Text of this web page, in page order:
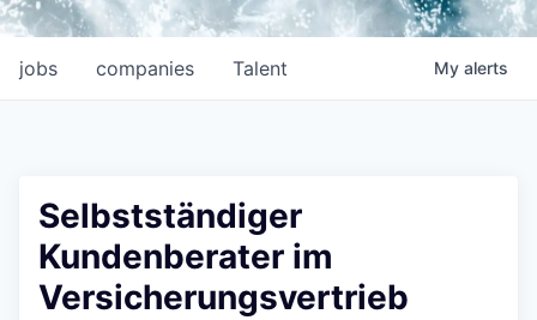
jobs companies Talent My alerts
Selbstständiger
Kundenberater im
Versicherungsvertrieb